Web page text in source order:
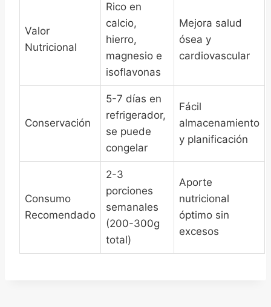
Valor
Nutricional
Rico en
calcio,
hierro,
magnesio e
isoflavonas
Mejora salud
ósea y
cardiovascular
Conservación
5-7 días en
refrigerador,
se puede
congelar
Fácil
almacenamiento
y planificación
Consumo
Recomendado
2-3
porciones
semanales
(200-300g
total)
Aporte
nutricional
óptimo sin
excesos